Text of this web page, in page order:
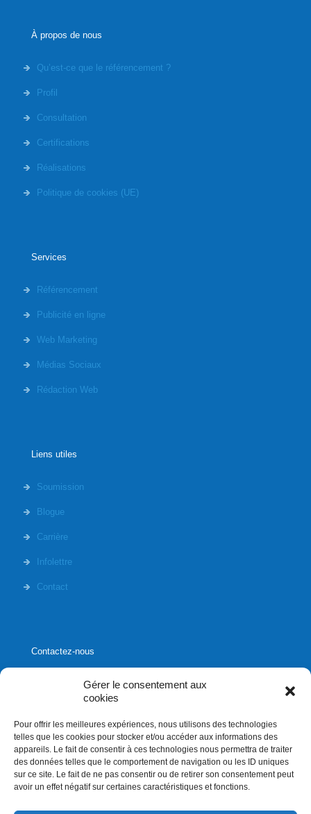
Gérer le consentement aux
cookies
Pour offrir les meilleures expériences, nous utilisons des technologies
telles que les cookies pour stocker et/ou accéder aux informations des
appareils. Le fait de consentir à ces technologies nous permettra de traiter
des données telles que le comportement de navigation ou les ID uniques
sur ce site. Le fait de ne pas consentir ou de retirer son consentement peut
avoir un effet négatif sur certaines caractéristiques et fonctions.
À propos de nous
Qu’est-ce que le référencement ?
Profil
Consultation
Certifications
Réalisations
Politique de cookies (UE)
Services
Référencement
Publicité en ligne
Web Marketing
Médias Sociaux
Rédaction Web
Liens utiles
Soumission
Blogue
Carrière
Infolettre
Contact
Contactez-nous
1020, rue Bouvier, suite 400,
Québec (Québec) G2K 0K9
info[]affluences.ca
418.684.8881